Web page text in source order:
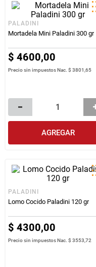
PALADINI
Mortadela Mini Paladini 300 gr
$ 4600,00
Precio sin impuestos Nac.$ 3801,65
AGREGAR
PALADINI
Lomo Cocido Paladini 120 gr
$ 4300,00
Precio sin impuestos Nac.$ 3553,72